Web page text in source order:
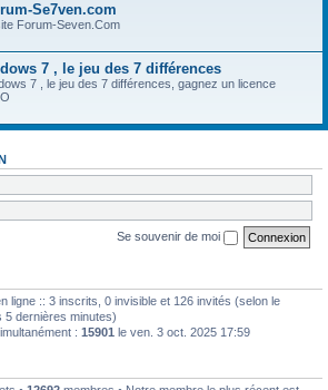
Se7ven.com
Forum-Seven.Com
7 , le jeu des 7 différences
7 , le jeu des 7 différences, gagnez un licence
Se souvenir de moi
ligne :: 3 inscrits, 0 invisible et 126 invités (selon le
5 dernières minutes)
: 15901 le ven. 3 oct. 2025 17:59